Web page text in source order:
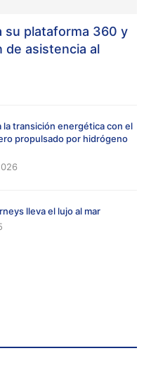
su plataforma 360 y
de asistencia al
la transición energética con el
propulsado por hidrógeno
lleva el lujo al mar